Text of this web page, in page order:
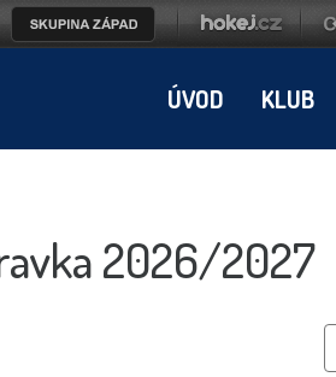
ÚVOD KLUB
2026/2027